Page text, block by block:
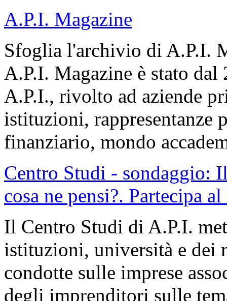
A.P.I. Magazine
Sfoglia l'archivio di A.P.I.
A.P.I. Magazine è stato
A.P.I., rivolto ad aziende
istituzioni, rappresentanze
finanziario, mondo
Centro Studi - sondaggio:
cosa ne pensi?. Partecipa
Il Centro Studi di A.P.I.
istituzioni, università e dei
condotte sulle imprese
degli imprenditori sulle